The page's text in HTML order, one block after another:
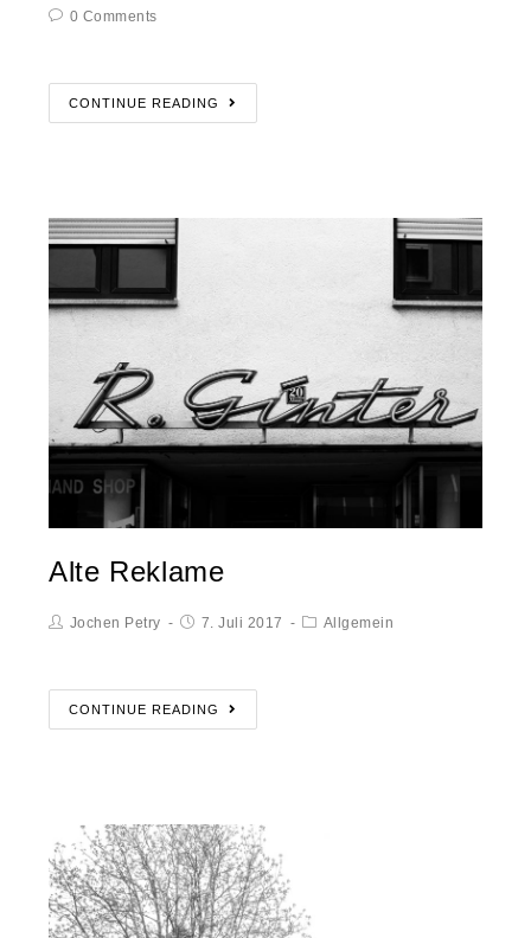
0 Comments
CONTINUE READING
Alte Reklame
Jochen Petry 7. Juli 2017 Allgemein
CONTINUE READING